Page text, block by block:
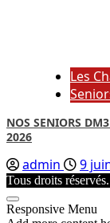
Les
NOS SENIORS
2026
admin 9
Tous droits réservés.
Responsive Menu